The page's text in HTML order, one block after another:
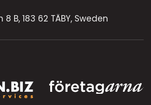
B, 183 62 TÄBY, Sweden